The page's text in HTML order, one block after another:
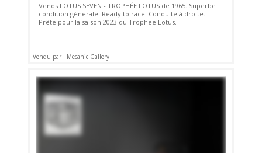
Vends LOTUS SEVEN - TROPHÉE LOTUS de 1965. Superbe
condition générale. Ready to race. Conduite à droite.
Prête pour la saison 2023 du Trophée Lotus.
Vendu par : Mecanic Gallery